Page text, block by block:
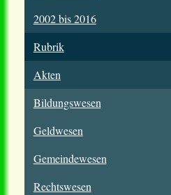
2002 bis 2016
Rubrik
Akten
Bildungswesen
Geldwesen
Gemeindewesen
Rechtswesen